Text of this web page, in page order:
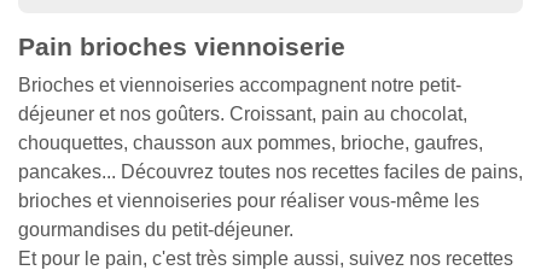
Pain brioches viennoiserie
Brioches et viennoiseries accompagnent notre petit-
déjeuner et nos goûters. Croissant, pain au chocolat,
chouquettes, chausson aux pommes, brioche, gaufres,
pancakes... Découvrez toutes nos recettes faciles de pains,
brioches et viennoiseries pour réaliser vous-même les
gourmandises du petit-déjeuner.
Et pour le pain, c'est très simple aussi, suivez nos recettes